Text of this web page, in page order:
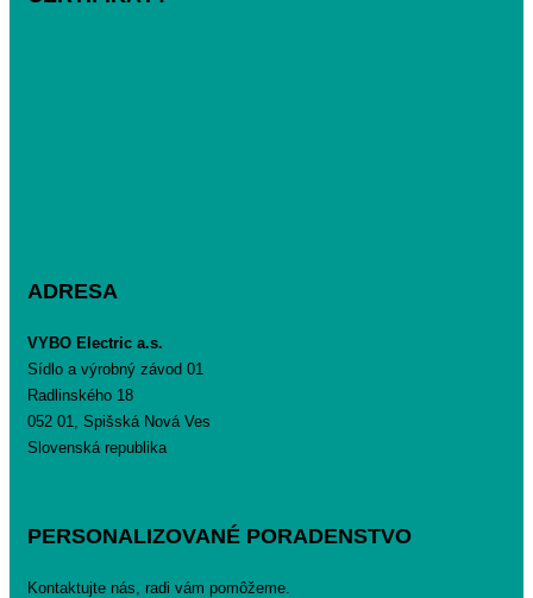
ADRESA
VYBO Electric a.s.
Sídlo a výrobný závod 01
Radlinského 18
052 01, Spišská Nová Ves
Slovenská republika
PERSONALIZOVANÉ PORADENSTVO
Kontaktujte nás, radi vám pomôžeme.